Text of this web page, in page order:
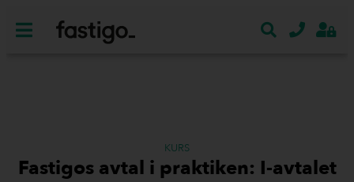
KURS
Fastigos avtal i praktiken: I-avtalet